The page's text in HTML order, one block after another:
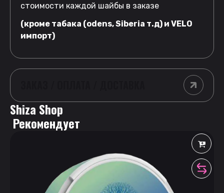
стоимости каждой шайбы в заказе
(кроме табака (odens, Siberia т.д) и VELO
импорт)
Shiza Shop
Рекомендует